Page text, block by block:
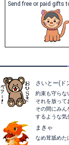
Send free or paid gifts
さいとー(ド
約束も守らな
それを放っ
その間にみ
するような気
まきゃ
なめ茸舐めた